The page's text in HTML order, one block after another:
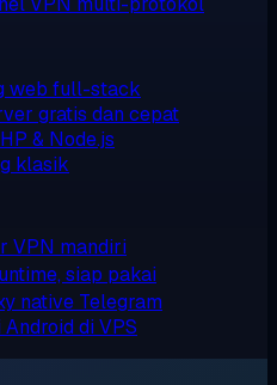
web full-stack
gratis dan cepat
& Node.js
klasik
VPN mandiri
siap pakai
native Telegram
di VPS